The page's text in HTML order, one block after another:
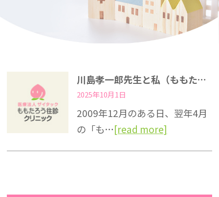
川島孝一郎先生と私（ももたろう往診クリニック開院15周年記念特別講演会）
2025年10月1日
2009年12月のある日、翌年4月
の「も…[read more]